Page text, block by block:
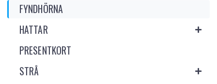
FYNDHÖRNA
HATTAR
PRESENTKORT
STRÅ